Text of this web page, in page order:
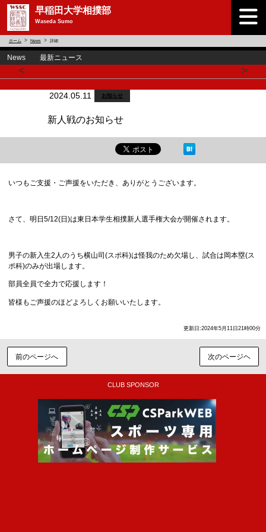
早稲田大学相撲部
Waseda Sumo
ホーム News 詳細
News 最新ニュース
< >
2024.05.11 お知らせ
新人戦のお知らせ
いつもご支援・ご声援をいただき、ありがとうございます。
さて、明日5/12(日)は東日本学生相撲新人選手権大会が開催されます。
男子の新入生2人のうち横山司(スポ科)は怪我のため欠場し、試合は岡本塁(ス
ポ科)のみが出場します。
部員全員で全力で応援します！
皆様もご声援のほどよろしくお願いいたします。
更新日:2024年5月11日21時00分
前のページへ 次のページヘ
CLUB SPONSOR